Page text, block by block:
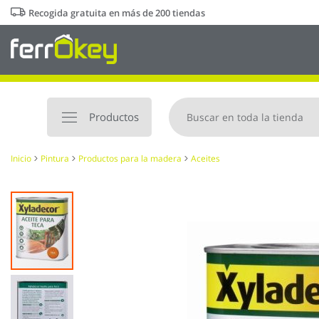
Ir
al
contenido
Recogida gratuita en más de 200 tiendas
Productos
Inicio Pintura Productos para la madera Aceites
Saltar
al
final
de
la
galería
de
imágenes